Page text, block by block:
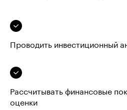
Проводить инвестиционный
Рассчитывать финансовые
оценки